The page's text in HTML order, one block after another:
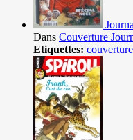
Dans Couverture
Etiquettes: couverture